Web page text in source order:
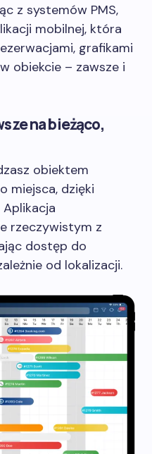
z systemów PMS,
mobilnej, która
grafikami
obiekcie – zawsze i
na bieżąco,
obiektem
miejsca, dzięki
Aplikacja
rzeczywistym z
dostęp do
od lokalizacji.